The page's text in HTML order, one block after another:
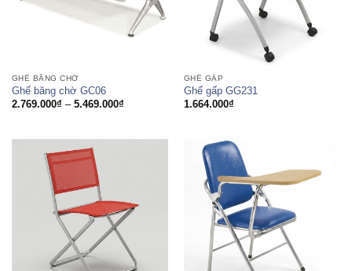
GHẾ BĂNG CHỜ
Ghế băng chờ GC06
2.769.000₫ – 5.469.000₫Khoảng
đến
GHẾ GẤP
Ghế gấp GG231
1.664.000₫